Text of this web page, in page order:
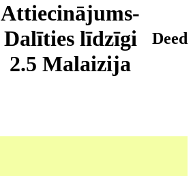
Attiecinājums-
Dalīties līdzīgi
2.5 Malaizija
Deed